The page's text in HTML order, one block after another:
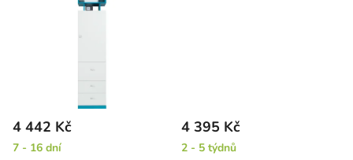
4 442 Kč
7 - 16 dní
4 395 Kč
2 - 5 týdnů